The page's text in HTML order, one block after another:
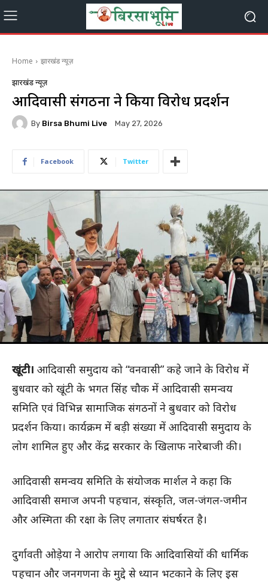
Home झारखंड न्यूज़
झारखंड न्यूज़
आदिवासी संगठनों ने किया विराेध प्रदर्शन
By Birsa Bhumi Live May 27, 2026
Facebook Twitter
खूंटी। आदिवासी समुदाय को “वनवासी” कहे जाने के विरोध में
बुधवार को खूंटी के भगत सिंह चौक में आदिवासी समन्वय
समिति एवं विभिन्न सामाजिक संगठनों ने बुधवार को विराेध
प्रदर्शन किया। कार्यक्रम में बड़ी संख्या में आदिवासी समुदाय के
लोग शामिल हुए और केंद्र सरकार के खिलाफ नारेबाजी की।
आदिवासी समन्वय समिति के संयोजक मार्शल ने कहा कि
आदिवासी समाज अपनी पहचान, संस्कृति, जल-जंगल-जमीन
और अस्मिता की रक्षा के लिए लगातार संघर्षरत है।
दुर्गावती ओड़ेया ने आरोप लगाया कि आदिवासियों की धार्मिक
पहचान और जनगणना के मुद्दे से ध्यान भटकाने के लिए इस